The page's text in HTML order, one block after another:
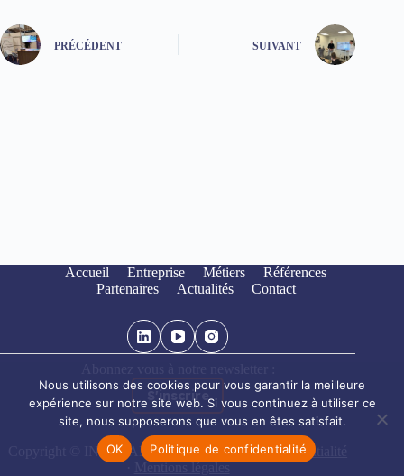
PRÉCÉDENT SUIVANT
Accueil Entreprise Métiers
Références
Partenaires
Actualités Contact
S'inscrire
Copyright © INOTEAM 2026 ·Politique de confidentialité
Mentions légales
Nous utilisons des cookies pour vous garantir la meilleure
expérience sur notre site web. Si vous continuez à utiliser ce
site, nous supposerons que vous en êtes satisfait.
OK
Politique de confidentialité